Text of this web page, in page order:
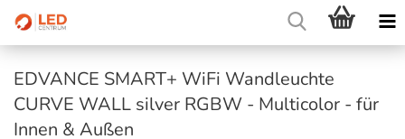
EDVANCE SMART+ WiFi Wandleuchte
CURVE WALL silver RGBW - Multicolor - für
Innen & Außen